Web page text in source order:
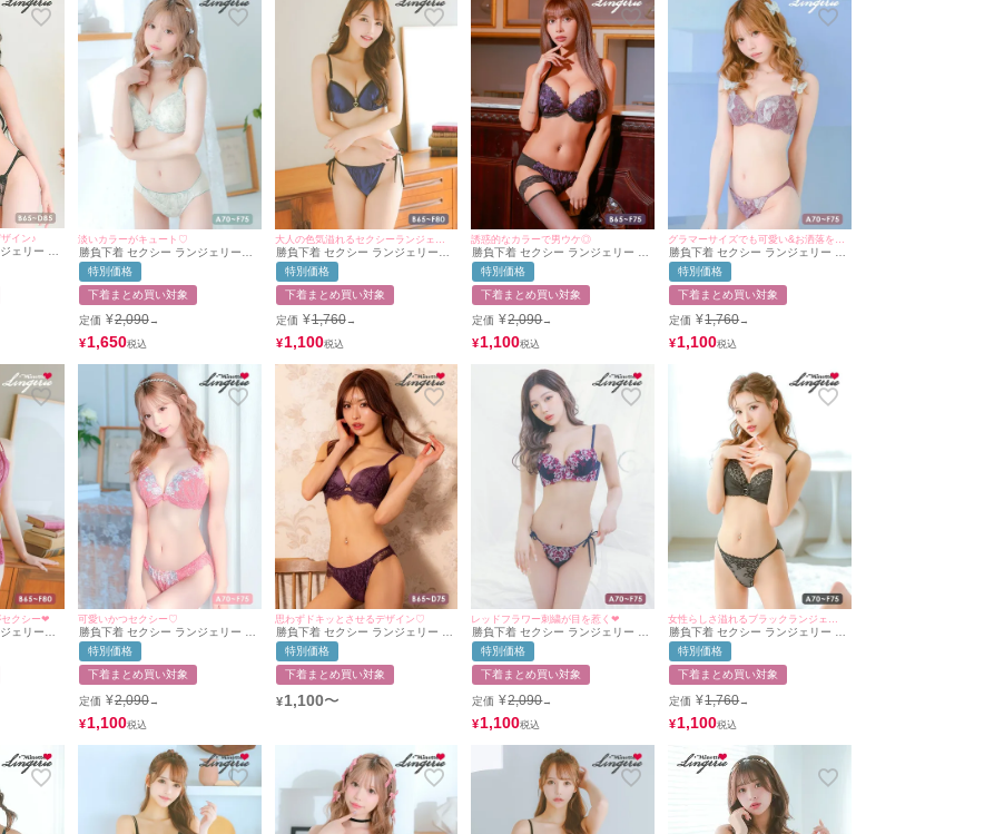
イン♪
ェリー ヌ
シアーレ
カップ ブ
ト
淡いカラーがキュート♡
勝負下着 セクシー ランジェリー小
花柄シアーレースブラジャー＆ショ
ーツ2点セット
特別価格
下着まとめ買い対象
定価 ¥2,090→
¥1,650
勝負下着 セクシー ランジェリーセ
クシーサテンカップバストジップブ
ラジャー＆ショーツ2点セット
特別価格
下着まとめ買い対象
定価 ¥1,760→
¥ 1,100
誘惑的なカラーで男ウケ◎
勝負下着 セクシー ランジェリー ゴ
ージャスフラワー 刺繍 レース ワイ
ヤー ブラジャー ショーツ 2点セッ
ト
特別価格
下着まとめ買い対象
定価 ¥2,090→
¥1,100
勝負下着 セクシー ランジェリー 谷
間クロスデザイン ボタニカル 刺繍
レース ワイヤー 脇高 グラマーカッ
プ ブラジャー ショーツ 2点セット
特別価格
下着まとめ買い対象
定価 ¥1,760→
¥1,100
セクシー❤︎
ェリーヌ
トフラワ
ジャー＆
セット
可愛いかつセクシー♡
勝負下着 セクシー ランジェリー ゴ
ージャスフラワーレースブラジャー
＆ショーツ2点セット
特別価格
下着まとめ買い対象
定価 ¥2,090→
¥1,100
思わずドキッとさせるデザイン♡
勝負下着 セクシー ランジェリー ア
イラッシュレース レイヤード フロ
ントカットアウト 脇高 ワイヤー ブ
ラジャー ショーツ 2点セット
特別価格
下着まとめ買い対象
¥ 1,100〜
レッドフラワー刺繍が目を惹く❤︎
勝負下着 セクシー ランジェリー レ
ッドフラワー刺繍デザインブラ＆紐
ショーツ2点セット
特別価格
下着まとめ買い対象
定価 ¥2,090→
¥1,100
勝負下着 セクシー ランジェリー フ
ラワーレースチュールベールバック
ルブラジャー＆ショーツ2点セット
特別価格
下着まとめ買い対象
定価 ¥1,760→
¥1,100